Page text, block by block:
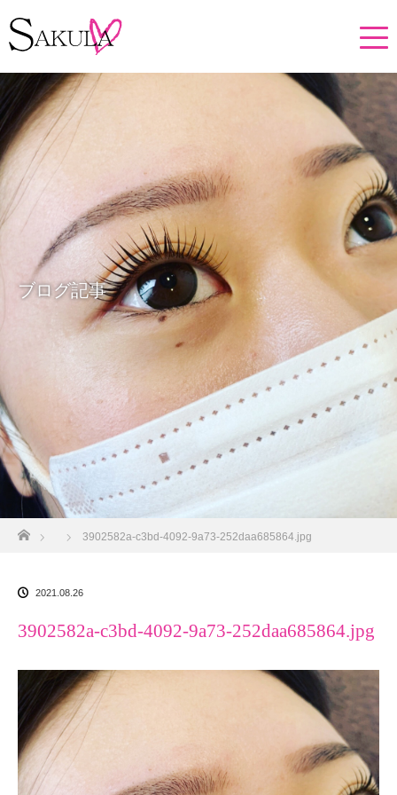
ブログ記事
3902582a-c3bd-4092-9a73-252daa685864.jpg
2021.08.26
3902582a-c3bd-4092-9a73-252daa685864.jpg